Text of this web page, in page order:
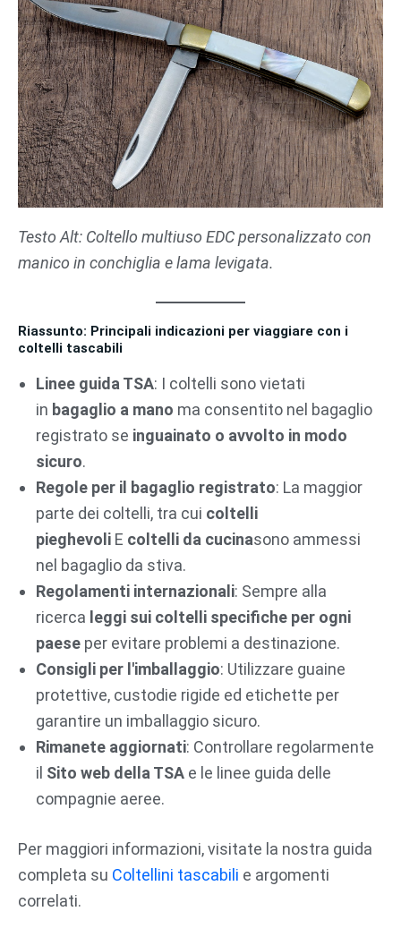
Testo Alt: Coltello multiuso EDC personalizzato con
manico in conchiglia e lama levigata.
Riassunto: Principali indicazioni per viaggiare con i
coltelli tascabili
Linee guida TSA: I coltelli sono vietati
in bagaglio a mano ma consentito nel bagaglio
registrato se inguainato o avvolto in modo
sicuro.
Regole per il bagaglio registrato: La maggior
parte dei coltelli, tra cui coltelli
pieghevoli E coltelli da cucinasono ammessi
nel bagaglio da stiva.
Regolamenti internazionali: Sempre alla
ricerca leggi sui coltelli specifiche per ogni
paese per evitare problemi a destinazione.
Consigli per l'imballaggio: Utilizzare guaine
protettive, custodie rigide ed etichette per
garantire un imballaggio sicuro.
Rimanete aggiornati: Controllare regolarmente
il Sito web della TSA e le linee guida delle
compagnie aeree.
Per maggiori informazioni, visitate la nostra guida
completa su Coltellini tascabili e argomenti
correlati.